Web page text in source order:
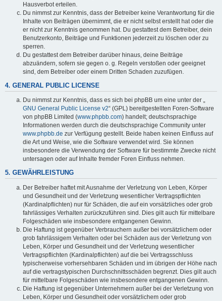
Hausverbot erteilen.
Du nimmst zur Kenntnis, dass der Betreiber keine Verantwortung für die
Inhalte von Beiträgen übernimmt, die er nicht selbst erstellt hat oder die
er nicht zur Kenntnis genommen hat. Du gestattest dem Betreiber, dein
Benutzerkonto, Beiträge und Funktionen jederzeit zu löschen oder zu
sperren.
Du gestattest dem Betreiber darüber hinaus, deine Beiträge
abzuändern, sofern sie gegen o. g. Regeln verstoßen oder geeignet
sind, dem Betreiber oder einem Dritten Schaden zuzufügen.
4. GENERAL PUBLIC LICENSE
Du nimmst zur Kenntnis, dass es sich bei phpBB um eine unter der „
GNU General Public License v2“ (GPL) bereitgestellten Foren-Software
von phpBB Limited (www.phpbb.com) handelt; deutschsprachige
Informationen werden durch die deutschsprachige Community unter
www.phpbb.de zur Verfügung gestellt. Beide haben keinen Einfluss auf
die Art und Weise, wie die Software verwendet wird. Sie können
insbesondere die Verwendung der Software für bestimmte Zwecke nicht
untersagen oder auf Inhalte fremder Foren Einfluss nehmen.
5. GEWÄHRLEISTUNG
Der Betreiber haftet mit Ausnahme der Verletzung von Leben, Körper
und Gesundheit und der Verletzung wesentlicher Vertragspflichten
(Kardinalpflichten) nur für Schäden, die auf ein vorsätzliches oder grob
fahrlässiges Verhalten zurückzuführen sind. Dies gilt auch für mittelbare
Folgeschäden wie insbesondere entgangenen Gewinn.
Die Haftung ist gegenüber Verbrauchern außer bei vorsätzlichem oder
grob fahrlässigem Verhalten oder bei Schäden aus der Verletzung von
Leben, Körper und Gesundheit und der Verletzung wesentlicher
Vertragspflichten (Kardinalpflichten) auf die bei Vertragsschluss
typischerweise vorhersehbaren Schäden und im übrigen der Höhe nach
auf die vertragstypischen Durchschnittsschäden begrenzt. Dies gilt auch
für mittelbare Folgeschäden wie insbesondere entgangenen Gewinn.
Die Haftung ist gegenüber Unternehmern außer bei der Verletzung von
Leben, Körper und Gesundheit oder vorsätzlichem oder grob